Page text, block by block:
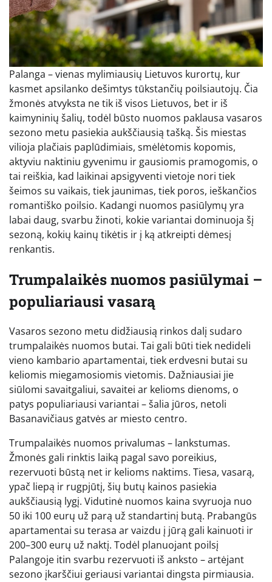
Palanga – vienas mylimiausių Lietuvos kurortų, kur
kasmet apsilanko dešimtys tūkstančių poilsiautojų. Čia
žmonės atvyksta ne tik iš visos Lietuvos, bet ir iš
kaimyninių šalių, todėl būsto nuomos paklausa vasaros
sezono metu pasiekia aukščiausią tašką. Šis miestas
vilioja plačiais paplūdimiais, smėlėtomis kopomis,
aktyviu naktiniu gyvenimu ir gausiomis pramogomis, o
tai reiškia, kad laikinai apsigyventi vietoje nori tiek
šeimos su vaikais, tiek jaunimas, tiek poros, ieškančios
romantiško poilsio. Kadangi nuomos pasiūlymų yra
labai daug, svarbu žinoti, kokie variantai dominuoja šį
sezoną, kokių kainų tikėtis ir į ką atkreipti dėmesį
renkantis.
Trumpalaikės nuomos pasiūlymai –
populiariausi vasarą
Vasaros sezono metu didžiausią rinkos dalį sudaro
trumpalaikės nuomos butai. Tai gali būti tiek nedideli
vieno kambario apartamentai, tiek erdvesni butai su
keliomis miegamosiomis vietomis. Dažniausiai jie
siūlomi savaitgaliui, savaitei ar kelioms dienoms, o
patys populiariausi variantai – šalia jūros, netoli
Basanavičiaus gatvės ar miesto centro.
Trumpalaikės nuomos privalumas – lankstumas.
Žmonės gali rinktis laiką pagal savo poreikius,
rezervuoti būstą net ir kelioms naktims. Tiesa, vasarą,
ypač liepą ir rugpjūtį, šių butų kainos pasiekia
aukščiausią lygį. Vidutinė nuomos kaina svyruoja nuo
50 iki 100 eurų už parą už standartinį butą. Prabangūs
apartamentai su terasa ar vaizdu į jūrą gali kainuoti ir
200–300 eurų už naktį. Todėl planuojant poilsį
Palangoje itin svarbu rezervuoti iš anksto – artėjant
sezono įkarščiui geriausi variantai dingsta pirmiausia.